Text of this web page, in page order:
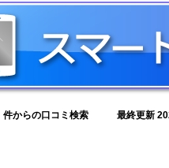
件からの口コミ検索 最終更新